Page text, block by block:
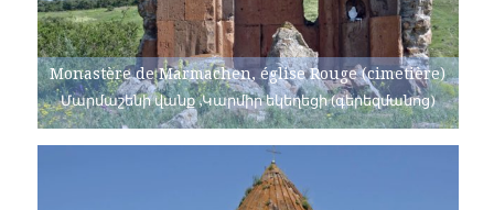
Monastère de Marmachen, église Rouge (cimetière)
Մարմաշենի վանք ,Կարմիր եկեղեցի (գերեզմանոց)